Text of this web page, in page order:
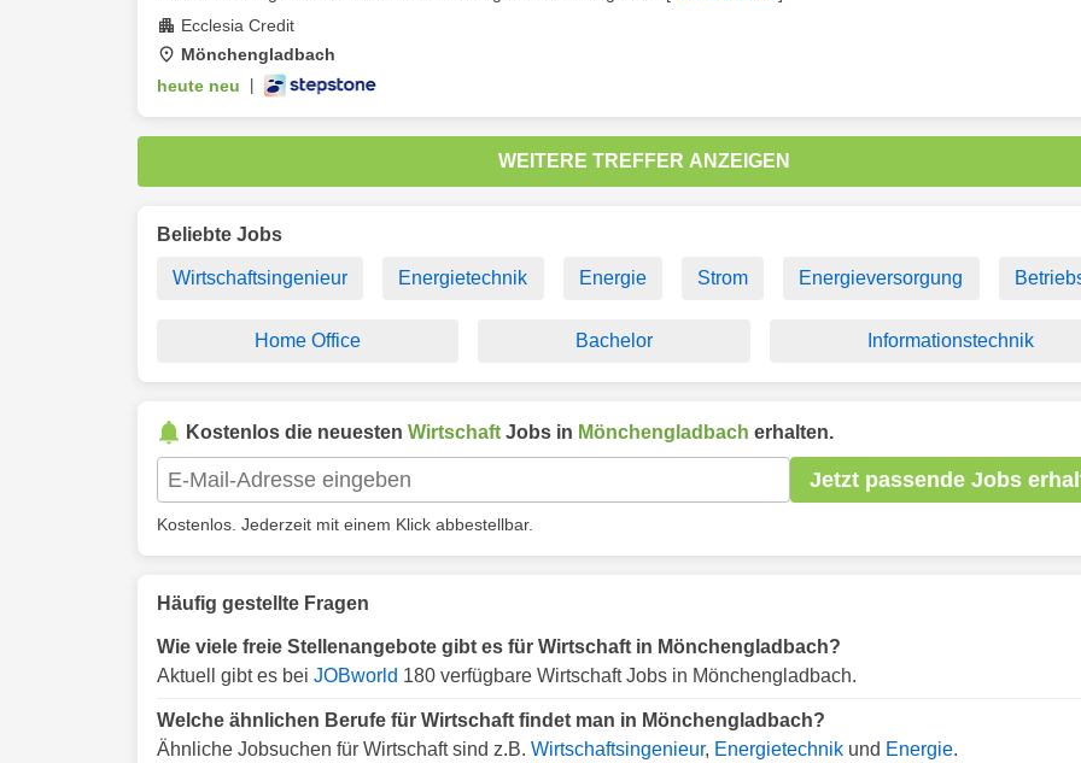
Ecclesia Credit
Mönchengladbach
heute neu
WEITERE TREFFER ANZEIGEN
Beliebte Jobs
Wirtschaftsingenieur Energietechnik Energie Strom Energieversorgung
Home Office Bachelor Informationstechnik
Kostenlos die neuesten Wirtschaft Jobs in Mönchengladbach erhalten.
Jetzt passende Jobs
Kostenlos. Jederzeit mit einem Klick abbestellbar.
Häufig gestellte Fragen
Wie viele freie Stellenangebote gibt es für Wirtschaft in Mönchengladbach?
Aktuell gibt es bei JOBworld 180 verfügbare Wirtschaft Jobs in Mönchengladbach.
Welche ähnlichen Berufe für Wirtschaft findet man in Mönchengladbach?
Ähnliche Jobsuchen für Wirtschaft sind z.B. Wirtschaftsingenieur, Energietechnik und Energie.